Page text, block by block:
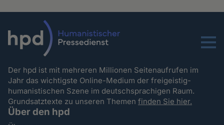
Menu
Der hpd ist mit mehreren Millionen Seitenaufrufen im
Jahr das wichtigste Online-Medium der freigeistig-
humanistischen Szene im deutschsprachigen Raum.
Grundsatztexte zu unseren Themenfinden Sie hier.
Über den hpd